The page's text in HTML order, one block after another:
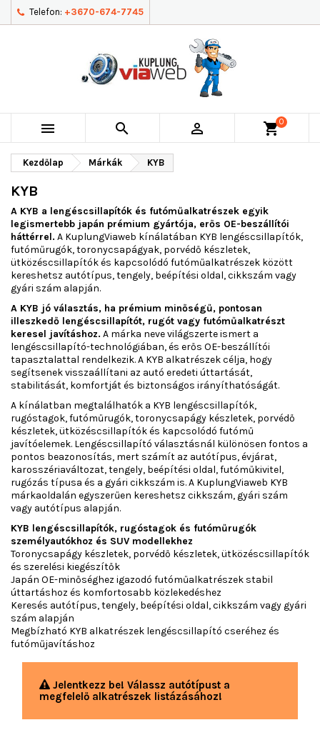
Telefon: +3670-674-7745
   shopping_cart0
Kezdőlap Márkák KYB
KYB
A KYB a lengéscsillapítók és futóműalkatrészek egyik
legismertebb japán prémium gyártója, erős OE-beszállítói
háttérrel. A KuplungViaweb kínálatában KYB lengéscsillapítók,
futóműrugók, toronycsapágyak, porvédő készletek,
ütközéscsillapítók és kapcsolódó futóműalkatrészek között
kereshetsz autótípus, tengely, beépítési oldal, cikkszám vagy
gyári szám alapján.
A KYB jó választás, ha prémium minőségű, pontosan
illeszkedő lengéscsillapítót, rugót vagy futóműalkatrészt
keresel javításhoz. A márka neve világszerte ismert a
lengéscsillapító-technológiában, és erős OE-beszállítói
tapasztalattal rendelkezik. A KYB alkatrészek célja, hogy
segítsenek visszaállítani az autó eredeti úttartását,
stabilitását, komfortját és biztonságos irányíthatóságát.
A kínálatban megtalálhatók a KYB lengéscsillapítók,
rugóstagok, futóműrugók, toronycsapágy készletek, porvédő
készletek, ütközéscsillapítók és kapcsolódó futómű
javítóelemek. Lengéscsillapító választásnál különösen fontos a
pontos beazonosítás, mert számít az autótípus, évjárat,
karosszériaváltozat, tengely, beépítési oldal, futóműkivitel,
rugózás típusa és a gyári cikkszám is. A KuplungViaweb KYB
márkaoldalán egyszerűen kereshetsz cikkszám, gyári szám
vagy autótípus alapján.
KYB lengéscsillapítók, rugóstagok és futóműrugók
személyautókhoz és SUV modellekhez
Toronycsapágy készletek, porvédő készletek, ütközéscsillapítók
és szerelési kiegészítők
Japán OE-minőséghez igazodó futóműalkatrészek stabil
úttartáshoz és komfortosabb közlekedéshez
Keresés autótípus, tengely, beépítési oldal, cikkszám vagy gyári
szám alapján
Megbízható KYB alkatrészek lengéscsillapító cseréhez és
futóműjavításhoz
Jelentkezz be! Válassz autótípust a
megfelelő alkatrészek listázásához!